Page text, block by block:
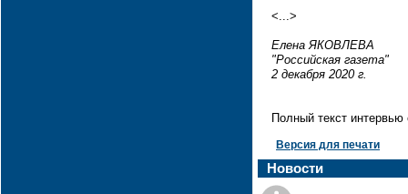
<...>
Елена ЯКОВЛЕВА
"Российская газета"
2 декабря 2020 г.
Полный текст
Версия для печати
Новости